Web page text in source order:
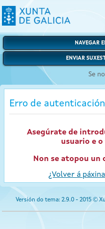
NAVEGAR
ENVIAR
Se
Erro de
Asegúrate de
usuario e
Non se atopou
¿Volver á
Versión do tema: 2.9.0 - 2015 ©